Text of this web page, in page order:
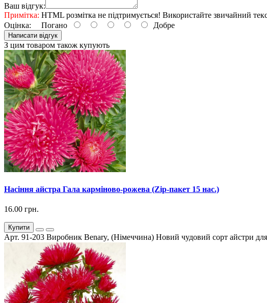
Ваш відгук:
Примітка: HTML розмітка не підтримується! Використайте звичайний
Оцінка: Погано Добре
Написати відгук
З цим товаром також купують
Насіння айстра Гала карміново-рожева (Zip-пакет 15 нас.)
16.00 грн.
Купити
Арт. 91-203 Виробник Benary, (Німеччина) Новий чудовий сорт айстри для